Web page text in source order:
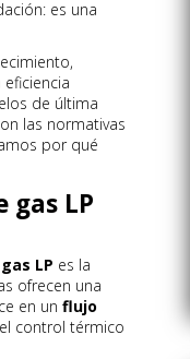
es una
de última
las normativas
por qué
LP
LP es la
ofrecen una
en un flujo
control térmico